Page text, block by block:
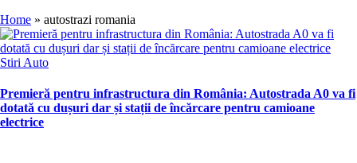
Home » autostrazi romania
Posted
Stiri Auto
Premieră pentru infrastructura din România: Autostrada A0 va fi
dotată cu dușuri dar și stații de încărcare pentru camioane
electrice